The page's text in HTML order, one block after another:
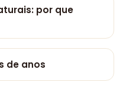
por que
de anos